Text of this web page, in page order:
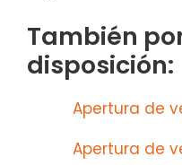
También
disposición:
Apertura de
Apertura de